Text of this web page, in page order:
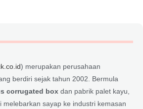
) merupakan perusahaan
berdiri sejak tahun 2002. Bermula
corrugated box dan pabrik palet kayu,
melebarkan sayap ke industri kemasan